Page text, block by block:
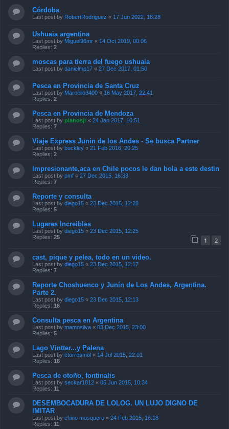
Córdoba
Last post by RobertRodriguez « 17 Jun 2022, 18:28
Ushuaia argentina
Last post by Miguel96mr « 14 Oct 2019, 00:06
Replies: 2
moscas para tierra del fuego ushuaia
Last post by danielmp17 « 27 Dec 2017, 01:50
Pesca en Provincia de Santa Cruz
Last post by Marcello3400 « 16 May 2017, 22:41
Replies: 2
Pesca en Provincia de Mendoza
Last post by planosjr « 24 Jan 2017, 10:51
Replies: 7
Viaje Express Junin de los Andes - Se busca Partner
Last post by buckley « 21 Feb 2016, 20:25
Replies: 2
Impresionante,aca en Chile pocos le dan bola a este destin
Last post by pmf « 27 Dec 2015, 16:33
Replies: 7
Reporte y consulta
Last post by diego15 « 23 Dec 2015, 12:28
Replies: 5
Lugares Increibles
Last post by diego15 « 23 Dec 2015, 12:25
Replies: 25 1 2
cast, pique y pelea, todo en un video.
Last post by diego15 « 23 Dec 2015, 12:17
Replies: 7
Reporte Choshuenco y Junín de Los Andes, Argentina.
Parte 2.
Last post by diego15 « 23 Dec 2015, 12:13
Replies: 16
Consulta pesca en Argentina
Last post by mamosilva « 03 Dec 2015, 23:00
Replies: 5
Lago Vintter...y Palena
Last post by ctorresmol « 14 Jul 2015, 22:01
Replies: 16
Pesca de otoño, fontinalis
Last post by seckar1812 « 05 Jun 2015, 10:34
Replies: 11
DESEMBOCADURA DE LOLOG. UN LUJO DIGNO DE
IMITAR
Last post by chino mosquero « 24 Feb 2015, 16:18
Replies: 11